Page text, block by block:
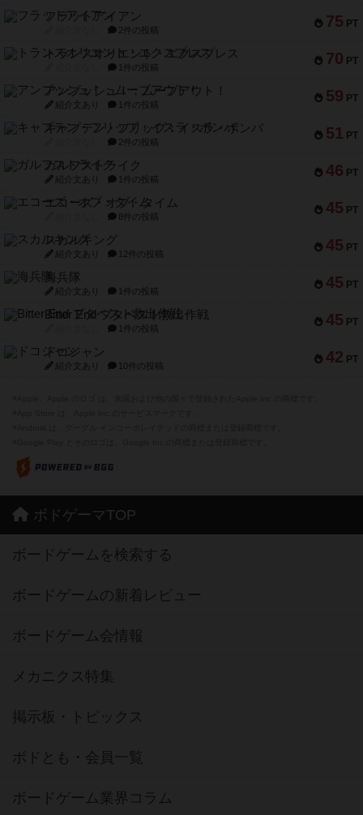
75 PT
フラットアイアン
2件の投稿
70 PT
トランスオリエント・エクスプレス
1件の投稿
59 PT
アンブッシュ！：ムーブアウト！
紹介文あり 1件の投稿
51 PT
キャプテン・フリップ：イスラ・ボンバ
2件の投稿
46 PT
ガルフストライク
紹介文あり 1件の投稿
45 PT
エコーズ・オブ・タイム
8件の投稿
45 PT
スカルキング
紹介文あり 12件の投稿
45 PT
海兵隊
紹介文あり 1件の投稿
45 PT
Bitter End ブタペスト救出作戦
1件の投稿
42 PT
ドコジャン
紹介文あり 10件の投稿
ボドゲーマTOP
ボードゲームを検索する
ボードゲームの新着レビュー
ボードゲーム会情報
メカニクス特集
掲示板・トピックス
ボドとも・会員一覧
ボードゲーム業界コラム